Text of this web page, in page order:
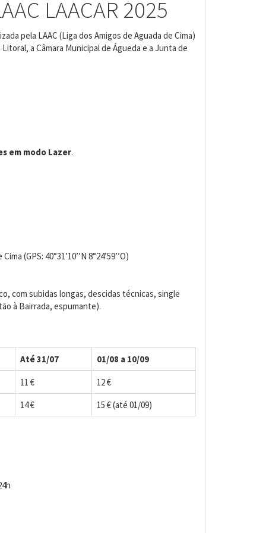
LAACAR 2025
pela LAAC (Liga dos Amigos de Aguada de Cima)
a Câmara Municipal de Águeda e a Junta de
em modo Lazer.
(GPS: 40°31’10’’N 8°24’59’’O)
com subidas longas, descidas técnicas, single
à Bairrada, espumante).
Até 31/07 01/08 a 10/09
11 €
12 €
14 €
15 € (até 01/09)